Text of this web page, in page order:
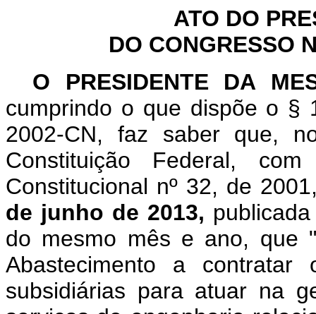
ATO DO
DO CONGRESSO
O PRESIDENTE DA
cumprindo o que dispõe o §
2002-CN, faz saber que,
Constituição Federal,
Constitucional nº 32, de
de junho de 2013,
do mesmo mês e ano, que
Abastecimento a
subsidiárias para atuar na